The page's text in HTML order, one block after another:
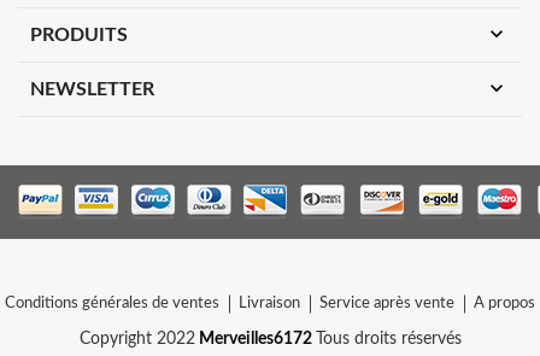
PRODUITS expand_more
NEWSLETTER expand_more
Conditions générales de ventes Livraison Service après vente A propos
Copyright 2022Merveilles6172 Tous droits réservés